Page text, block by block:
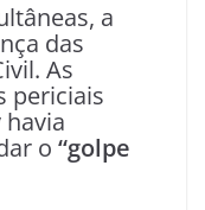
a
das
As
periciais
o “golpe